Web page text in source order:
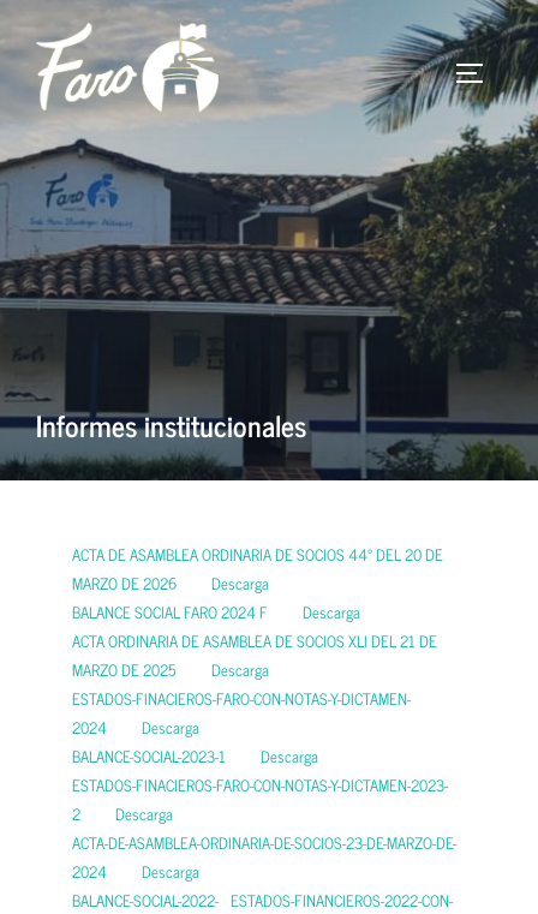
Saltar
al
contenido
Alternar
Informes institucionales
ACTA DE ASAMBLEA ORDINARIA DE SOCIOS 44° DEL 20 DE
MARZO DE 2026
Descarga
BALANCE SOCIAL FARO 2024 F
Descarga
ACTA ORDINARIA DE ASAMBLEA DE SOCIOS XLI DEL 21 DE
MARZO DE 2025
Descarga
ESTADOS-FINACIEROS-FARO-CON-NOTAS-Y-DICTAMEN-
2024
Descarga
BALANCE-SOCIAL-2023-1
Descarga
ESTADOS-FINACIEROS-FARO-CON-NOTAS-Y-DICTAMEN-2023-
2
Descarga
ACTA-DE-ASAMBLEA-ORDINARIA-DE-SOCIOS-23-DE-MARZO-DE-
2024
Descarga
BALANCE-SOCIAL-2022- ESTADOS-FINANCIEROS-2022-CON-